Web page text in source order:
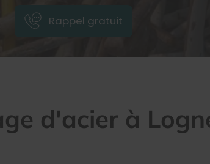
Rappel gratuit
d'acier à